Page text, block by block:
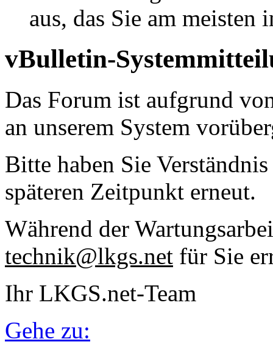
aus, das Sie am meisten
vBulletin-
Das Forum ist aufgrund
an unserem System
Bitte haben Sie
späteren Zeitpunkt erneut.
Während der
technik@lkgs.net für Sie
Ihr LKGS.net-Team
Gehe zu: